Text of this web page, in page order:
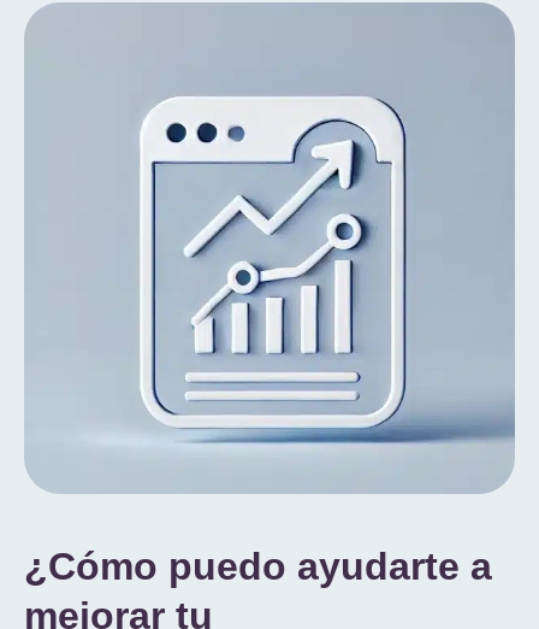
¿Cómo puedo ayudarte a
mejorar tu